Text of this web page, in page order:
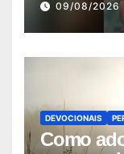
09/08/2026
DEVOCIONAIS
Como